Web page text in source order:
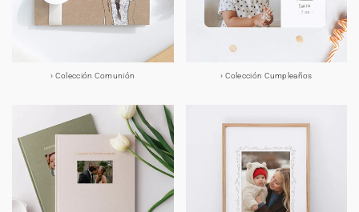
Colección Comunión Colección Cumpleaños